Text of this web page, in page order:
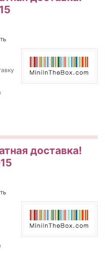
доставка!